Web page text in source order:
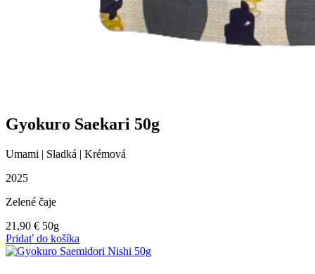
Gyokuro Saekari 50g
Umami | Sladká | Krémová
2025
Zelené čaje
21,90 € 50g
Pridať do košíka